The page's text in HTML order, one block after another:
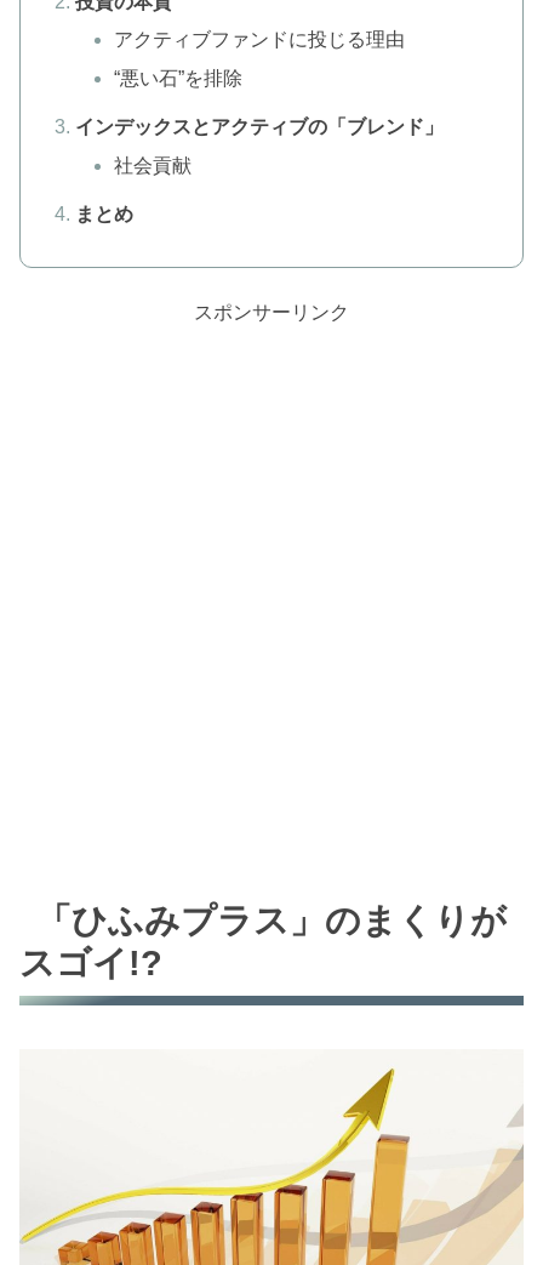
アクティブファンドに投じる理由
“悪い石”を排除
インデックスとアクティブの「ブレンド」
社会貢献
まとめ
スポンサーリンク
「ひふみプラス」のまくりが
スゴイ!?